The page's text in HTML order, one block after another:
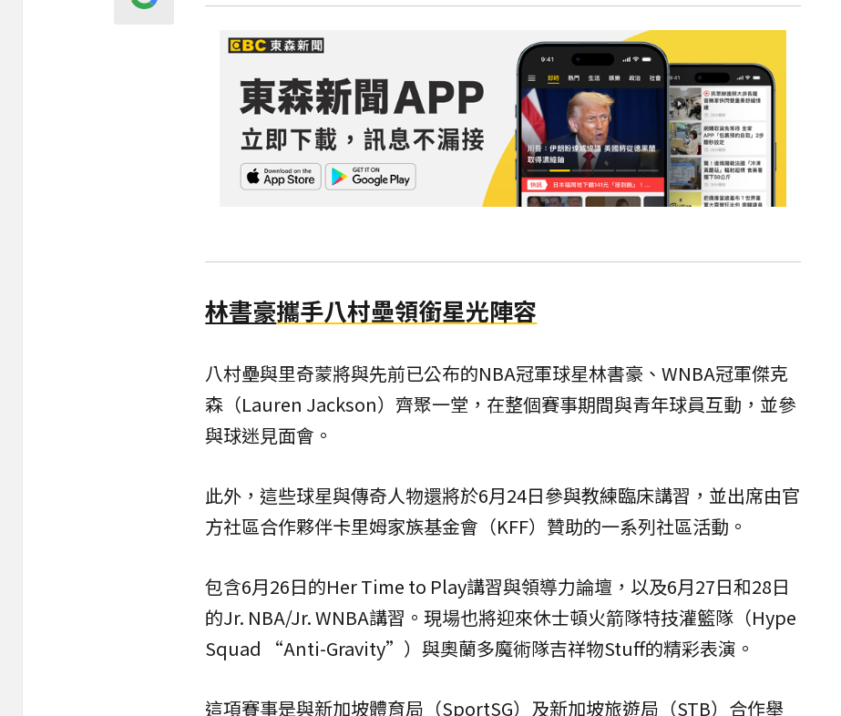
林書豪攜手八村壘領銜星光陣容
八村壘與里奇蒙將與先前已公布的NBA冠軍球星林書豪、WNBA冠軍傑克
森（Lauren Jackson）齊聚一堂，在整個賽事期間與青年球員互動，並參
與球迷見面會。
此外，這些球星與傳奇人物還將於6月24日參與教練臨床講習，並出席由官
方社區合作夥伴卡里姆家族基金會（KFF）贊助的一系列社區活動。
包含6月26日的Her Time to Play講習與領導力論壇，以及6月27日和28日
的Jr. NBA/Jr. WNBA講習。現場也將迎來休士頓火箭隊特技灌籃隊（Hype
Squad “Anti-Gravity”）與奧蘭多魔術隊吉祥物Stuff的精彩表演。
這項賽事是與新加坡體育局（SportSG）及新加坡旅遊局（STB）合作舉